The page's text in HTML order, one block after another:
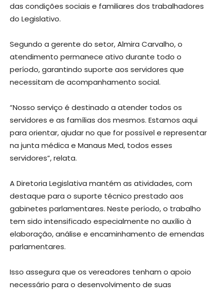
das condições sociais e familiares dos trabalhadores
do Legislativo.
Segundo a gerente do setor, Almira Carvalho, o
atendimento permanece ativo durante todo o
período, garantindo suporte aos servidores que
necessitam de acompanhamento social.
“Nosso serviço é destinado a atender todos os
servidores e as famílias dos mesmos. Estamos aqui
para orientar, ajudar no que for possível e representar
na junta médica e Manaus Med, todos esses
servidores”, relata.
A Diretoria Legislativa mantém as atividades, com
destaque para o suporte técnico prestado aos
gabinetes parlamentares. Neste período, o trabalho
tem sido intensificado especialmente no auxílio à
elaboração, análise e encaminhamento de emendas
parlamentares.
Isso assegura que os vereadores tenham o apoio
necessário para o desenvolvimento de suas